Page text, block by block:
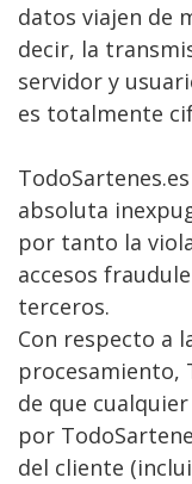
datos viajen de
decir, la
servidor y
es totalmente
absoluta
por tanto la
accesos
terceros.
Con respecto a
procesamiento,
de que
por
del cliente